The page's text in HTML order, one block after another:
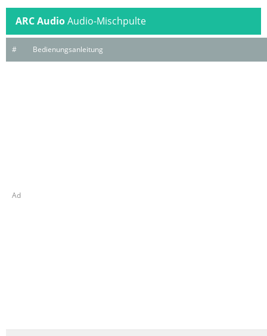
ARC AudioAudio-Mischpulte
# Bedienungsanleitung
Ad